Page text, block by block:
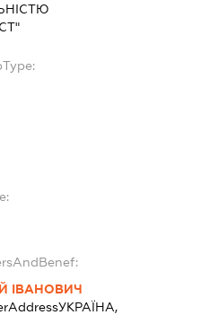
ІВАНОВИЧ
УКРАЇНА,